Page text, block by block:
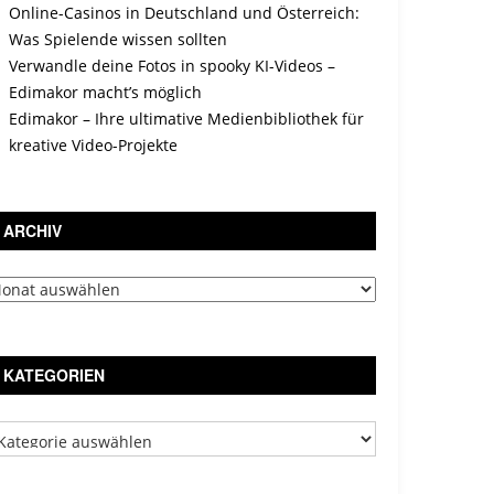
Online-Casinos in Deutschland und Österreich:
Was Spielende wissen sollten
Verwandle deine Fotos in spooky KI-Videos –
Edimakor macht’s möglich
Edimakor – Ihre ultimative Medienbibliothek für
kreative Video-Projekte
ARCHIV
KATEGORIEN